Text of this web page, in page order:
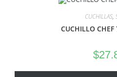
CUCHILLAS,
CUCHILLO CHEF
$